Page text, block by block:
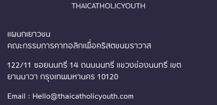
แผนกเยาวชน
คณะกรรมการคาทอลิกเพื่อคริสตชนฆราวาส
122/11 ซอยนนทรี 14 ถนนนนทรี แขวงช่องนนทรี เขต
ยานนาวา กรุงเทพมหานคร 10120
Email : Hello@thaicatholicyouth.com